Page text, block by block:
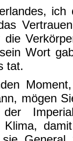
Wort
tat.
mögen
der
Klima,